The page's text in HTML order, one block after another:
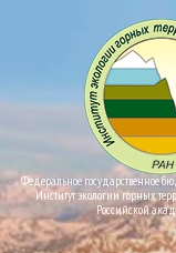
Федеральное государственное
Институт экологии горных
Российской